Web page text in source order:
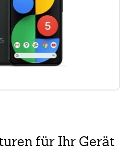
für Ihr Gerät